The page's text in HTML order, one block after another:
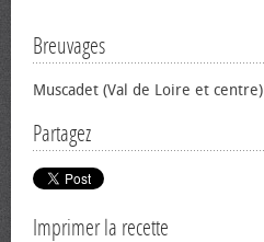
Breuvages
Muscadet (Val de Loire et centre)
Partagez
Imprimer la recette